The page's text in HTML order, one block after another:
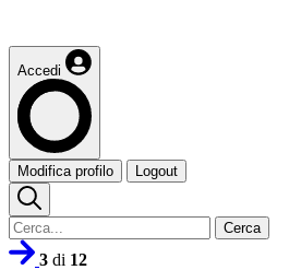
Accedi
Modifica profilo Logout
Cerca
3 di 12